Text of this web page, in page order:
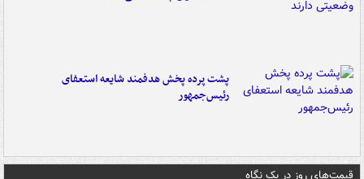
پشت پرده پخش هدفمند شایعه استعفای
رئیس‌جمهور
قیمت‌های روز در یک نگاه